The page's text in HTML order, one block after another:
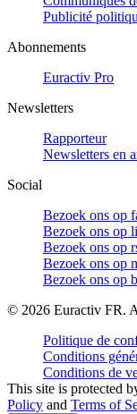
Publicité
Abonnements
Euractiv Pro
Newsletters
Rapporteur
Newsletters en
Social
Bezoek ons op
Bezoek ons op
Bezoek ons op
Bezoek ons op
Bezoek ons op
© 2026 Euractiv FR.
Politique de
Conditions
Conditions de
This site is protected
Policy and Terms of